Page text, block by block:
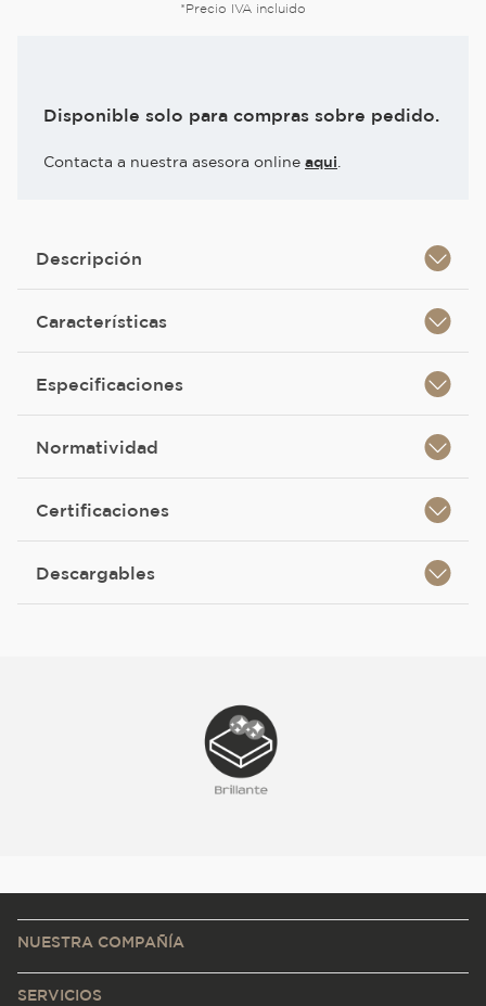
*Precio IVA incluido
Disponible solo para compras sobre pedido.
Contacta a nuestra asesora online aqui
Descripción
Características
Especificaciones
Normatividad
Certificaciones
Descargables
NUESTRA COMPAÑÍA
SERVICIOS